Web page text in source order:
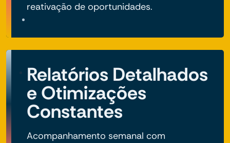
reativação de oportunidades.
Relatórios Detalhados
e Otimizações
Constantes
Acompanhamento semanal com